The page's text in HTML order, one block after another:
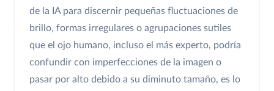
de la IA para discernir pequeñas fluctuaciones de
brillo, formas irregulares o agrupaciones sutiles
que el ojo humano, incluso el más experto, podría
confundir con imperfecciones de la imagen o
pasar por alto debido a su diminuto tamaño, es lo